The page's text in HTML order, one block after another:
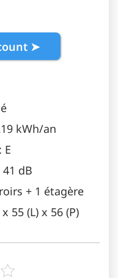
kWh/an
: E
41 dB
+ 1 étagère
55 (L) x 56 (P)
➤